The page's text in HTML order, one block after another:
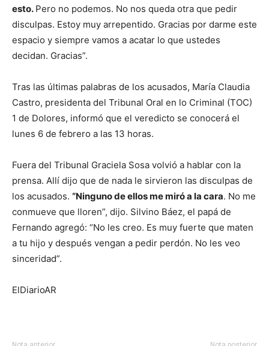
esto. Pero no podemos. No nos queda otra que pedir
disculpas. Estoy muy arrepentido. Gracias por darme este
espacio y siempre vamos a acatar lo que ustedes
decidan. Gracias”.
Tras las últimas palabras de los acusados, María Claudia
Castro, presidenta del Tribunal Oral en lo Criminal (TOC)
1 de Dolores, informó que el veredicto se conocerá el
lunes 6 de febrero a las 13 horas.
Fuera del Tribunal Graciela Sosa volvió a hablar con la
prensa. Allí dijo que de nada le sirvieron las disculpas de
los acusados. “Ninguno de ellos me miró a la cara. No me
conmueve que lloren”, dijo. Silvino Báez, el papá de
Fernando agregó: “No les creo. Es muy fuerte que maten
a tu hijo y después vengan a pedir perdón. No les veo
sinceridad”.
ElDiarioAR